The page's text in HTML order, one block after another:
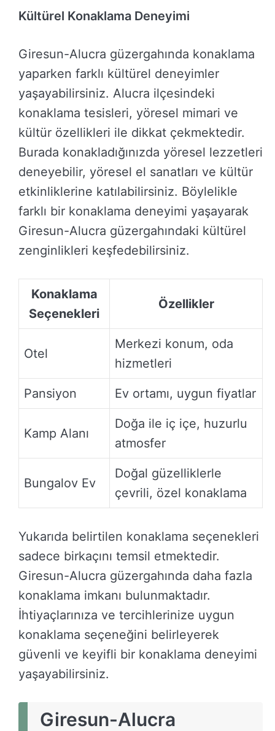
Kültürel Konaklama Deneyimi
Giresun-Alucra güzergahında konaklama
yaparken farklı kültürel deneyimler
yaşayabilirsiniz. Alucra ilçesindeki
konaklama tesisleri, yöresel mimari ve
kültür özellikleri ile dikkat çekmektedir.
Burada konakladığınızda yöresel lezzetleri
deneyebilir, yöresel el sanatları ve kültür
etkinliklerine katılabilirsiniz. Böylelikle
farklı bir konaklama deneyimi yaşayarak
Giresun-Alucra güzergahındaki kültürel
zenginlikleri keşfedebilirsiniz.
Konaklama
Seçenekleri
Özellikler
Otel
Merkezi konum, oda
hizmetleri
Pansiyon Ev ortamı, uygun fiyatlar
Kamp Alanı
Doğa ile iç içe, huzurlu
atmosfer
Bungalov Ev
Doğal güzelliklerle
çevrili, özel konaklama
Yukarıda belirtilen konaklama seçenekleri
sadece birkaçını temsil etmektedir.
Giresun-Alucra güzergahında daha fazla
konaklama imkanı bulunmaktadır.
İhtiyaçlarınıza ve tercihlerinize uygun
konaklama seçeneğini belirleyerek
güvenli ve keyifli bir konaklama deneyimi
yaşayabilirsiniz.
Giresun-Alucra